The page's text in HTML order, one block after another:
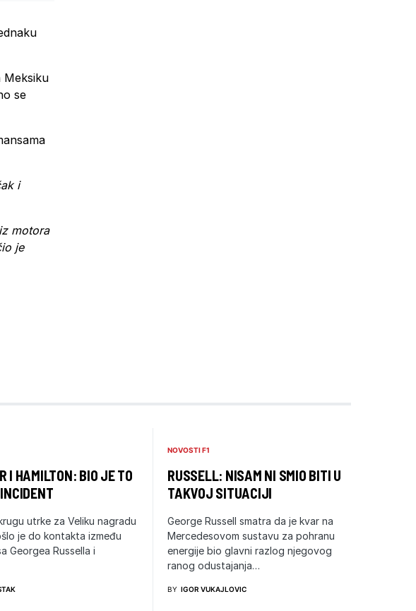
Meksiku
se
i
motora
je
I HAMILTON: BIO JE TO
utrke za Veliku nagradu
je do kontakta između
Georgea Russella i
NOVOSTI F1
RUSSELL: NISAM NI SMIO BITI U
TAKVOJ SITUACIJI
George Russell smatra da je kvar na
Mercedesovom sustavu za pohranu
energije bio glavni razlog njegovog
ranog odustajanja…
BY IGOR VUKAJLOVIC